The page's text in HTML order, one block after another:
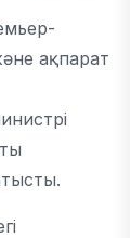
ақпарат